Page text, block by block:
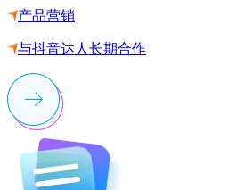
产品营销
与抖音达人长期合作